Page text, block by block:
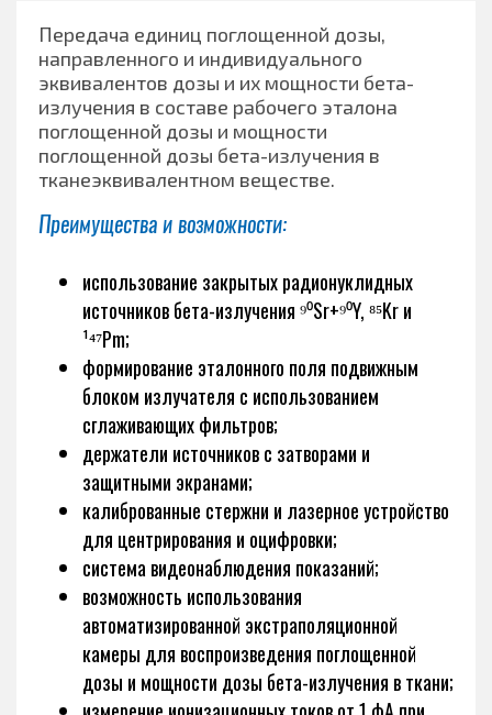
Передача единиц поглощенной дозы,
направленного и индивидуального
эквивалентов дозы и их мощности бета-
излучения в составе рабочего эталона
поглощенной дозы и мощности
поглощенной дозы бета-излучения в
тканеэквивалентном веществе.
Преимущества и возможности:
использование закрытых радионуклидных
источников бета-излучения ⁹⁰Sr+⁹⁰Y, ⁸⁵Kr и
¹⁴⁷Pm;
формирование эталонного поля подвижным
блоком излучателя с использованием
сглаживающих фильтров;
держатели источников с затворами и
защитными экранами;
калиброванные стержни и лазерное устройство
для центрирования и оцифровки;
система видеонаблюдения показаний;
возможность использования
автоматизированной экстраполяционной
камеры для воспроизведения поглощенной
дозы и мощности дозы бета-излучения в ткани;